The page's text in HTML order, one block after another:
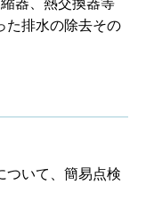
器、熱交換器等
た排水の除去その
ついて、簡易点検